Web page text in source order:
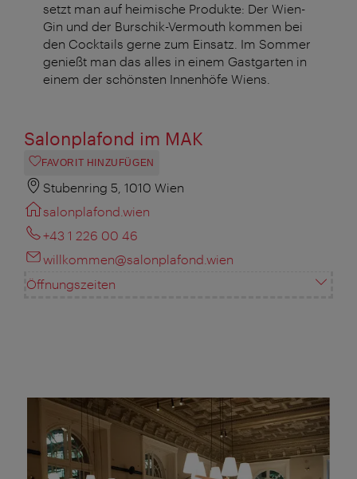
setzt man auf heimische Produkte: Der Wien-
Gin und der Burschik-Vermouth kommen bei
den Cocktails gerne zum Einsatz. Im Sommer
genießt man das alles in einem Gastgarten in
einem der schönsten Innenhöfe Wiens.
Salonplafond im MAK
FAVORIT HINZUFÜGEN
Stubenring 5, 1010 Wien
salonplafond.wien
+43 1 226 00 46
willkommen@salonplafond.wien
Öffnungszeiten